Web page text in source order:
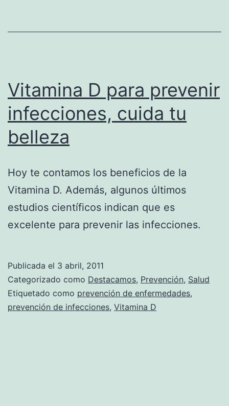
Vitamina D para prevenir
infecciones, cuida tu
belleza
Hoy te contamos los beneficios de la
Vitamina D. Además, algunos últimos
estudios científicos indican que es
excelente para prevenir las infecciones.
Publicada el 3 abril, 2011
Categorizado como Destacamos, Prevención, Salud
Etiquetado como prevención de enfermedades,
prevención de infecciones, Vitamina D